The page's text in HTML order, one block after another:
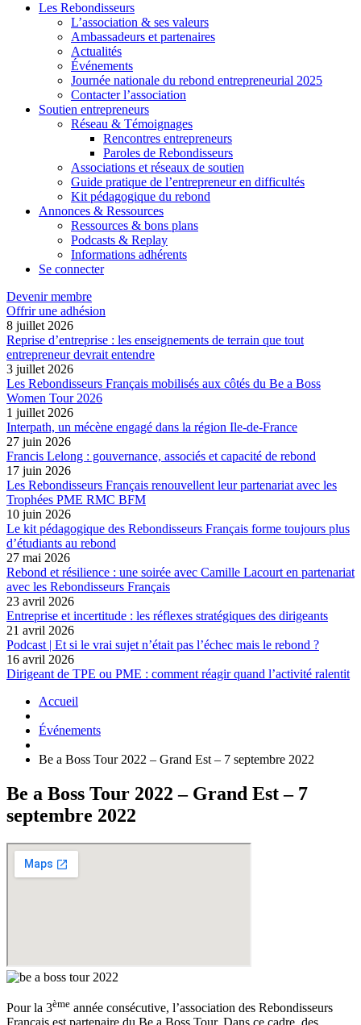
Les Rebondisseurs
L’association & ses valeurs
Ambassadeurs et partenaires
Actualités
Événements
Journée nationale du rebond entrepreneurial 2025
Contacter l’association
Soutien entrepreneurs
Réseau & Témoignages
Rencontres entrepreneurs
Paroles de Rebondisseurs
Associations et réseaux de soutien
Guide pratique de l’entrepreneur en difficultés
Kit pédagogique du rebond
Annonces & Ressources
Ressources & bons plans
Podcasts & Replay
Informations adhérents
Se connecter
Devenir membre
Offrir une adhésion
8 juillet 2026
Reprise d’entreprise : les enseignements de terrain que tout
entrepreneur devrait entendre
3 juillet 2026
Les Rebondisseurs Français mobilisés aux côtés du Be a Boss
Women Tour 2026
1 juillet 2026
Interpath, un mécène engagé dans la région Ile-de-France
27 juin 2026
Francis Lelong : gouvernance, associés et capacité de rebond
17 juin 2026
Les Rebondisseurs Français renouvellent leur partenariat avec les
Trophées PME RMC BFM
10 juin 2026
Le kit pédagogique des Rebondisseurs Français forme toujours plus
d’étudiants au rebond
27 mai 2026
Rebond et résilience : une soirée avec Camille Lacourt en partenariat
avec les Rebondisseurs Français
23 avril 2026
Entreprise et incertitude : les réflexes stratégiques des dirigeants
21 avril 2026
Podcast | Et si le vrai sujet n’était pas l’échec mais le rebond ?
16 avril 2026
Dirigeant de TPE ou PME : comment réagir quand l’activité ralentit
Accueil
Événements
Be a Boss Tour 2022 – Grand Est – 7 septembre 2022
Be a Boss Tour 2022 – Grand Est – 7
septembre 2022
Pour la 3ème année consécutive, l’association des Rebondisseurs